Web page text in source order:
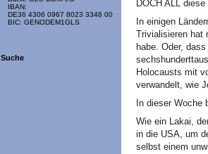
IBAN:
DE36 4306 0967 8023 3348 00
BIC: GENODEM1GLS
Suche
DOCH ALL
In einigen
Trivialisieren hat
habe. Oder,
Holocausts mit
verwandelt, wie
In dieser Woche
Wie ein Lakai,
in die USA, um
selbst einem